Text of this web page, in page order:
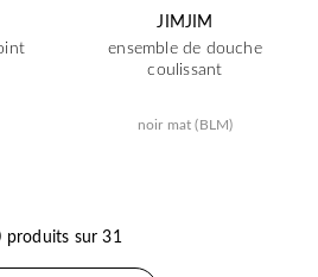
JIMJIM
ensemble de douche
coulissant
noir mat (BLM)
produits sur 31